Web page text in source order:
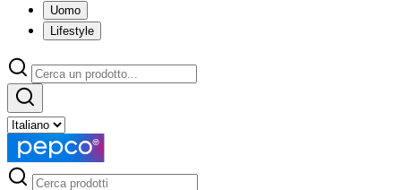
Uomo
Lifestyle